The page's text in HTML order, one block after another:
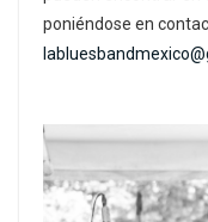
poniéndose en